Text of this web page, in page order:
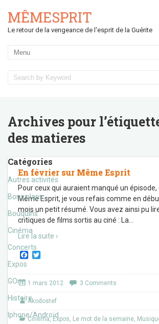
MÊMESPRIT
Le retour de la vengeance de l'esprit de la Guérite
Archives pour
des matieres
Catégories
Autres activités
Bons plans
Bouquins
Cinéma
Concerts
Expos
GOne
Histoire
Iphone/Androïd
En février sur Même Esprit
Pour ceux qui auraient manqué un
Même Esprit, je vous refais comme en
mois un petit résumé. Vous avez ainsi pu
critiques de films sortis au ciné : La
Lire la suite ›
F
e
b
o
o
k
t
r
1 mars 2012 3 Comments
Akodostef
Cinéma, Expos, Le mot de la semaine,